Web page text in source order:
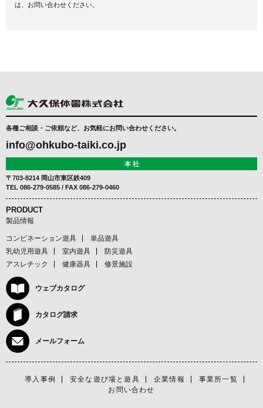
は、お問い合わせください。
各種ご相談・ご依頼など、お気軽にお問い合わせください。
info@ohkubo-taiki.co.jp
本 社
〒703-8214 岡山市東区鉄409
TEL 086-279-0585 / FAX 086-279-0460
PRODUCT
製品情報
コンビネーション遊具
単品遊具
乳幼児用遊具
室内遊具
防災遊具
アスレチック
健康器具 修景施設
ウェブカタログ
カタログ請求
メールフォーム
導入事例 安全な遊び場と遊具 企業情報
事業所一覧
お問い合わせ